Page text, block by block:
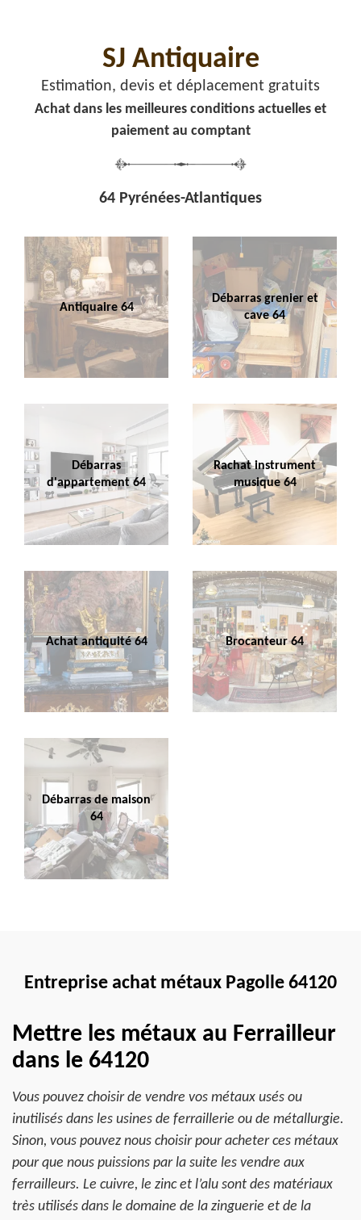
SJ Antiquaire
Estimation, devis et déplacement gratuits
Achat dans les meilleures conditions actuelles et
paiement au comptant
64 Pyrénées-Atlantiques
Antiquaire 64
Débarras grenier et
cave 64
Débarras
d'appartement 64
Rachat instrument
musique 64
Achat antiquité 64 Brocanteur 64
Débarras de maison
64
Entreprise achat métaux Pagolle 64120
Mettre les métaux au Ferrailleur
dans le 64120
Vous pouvez choisir de vendre vos métaux usés ou
inutilisés dans les usines de ferraillerie ou de métallurgie.
Sinon, vous pouvez nous choisir pour acheter ces métaux
pour que nous puissions par la suite les vendre aux
ferrailleurs. Le cuivre, le zinc et l’alu sont des matériaux
très utilisés dans le domaine de la zinguerie et de la